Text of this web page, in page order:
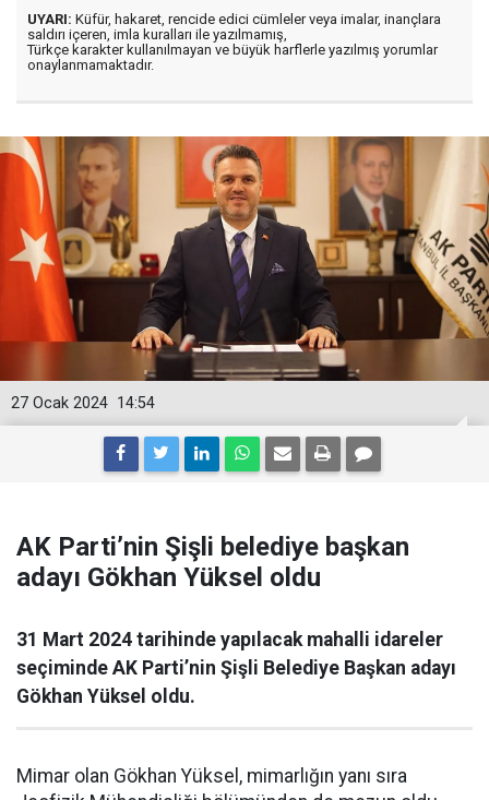
UYARI: Küfür, hakaret, rencide edici cümleler veya imalar, inançlara
saldırı içeren, imla kuralları ile yazılmamış,
Türkçe karakter kullanılmayan ve büyük harflerle yazılmış yorumlar
onaylanmamaktadır.
14:54
27 Ocak 2024
AK Parti’nin Şişli belediye başkan
adayı Gökhan Yüksel oldu
31 Mart 2024 tarihinde yapılacak mahalli idareler
seçiminde AK Parti’nin Şişli Belediye Başkan adayı
Gökhan Yüksel oldu.
Mimar olan Gökhan Yüksel, mimarlığın yanı sıra